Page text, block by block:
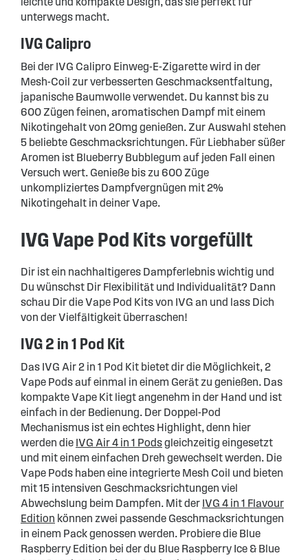
unterwegs macht.
IVG Calipro
Bei der IVG Calipro Einweg-E-Zigarette wird in der
Mesh-Coil zur verbesserten Geschmacksentfaltung,
japanische Baumwolle verwendet. Du kannst bis zu
600 Zügen feinen, aromatischen Dampf mit einem
Nikotingehalt von 20mg genießen. Zur Auswahl stehen
5 beliebte Geschmacksrichtungen. Für Liebhaber süßer
Aromen ist Blueberry Bubblegum auf jeden Fall einen
Versuch wert. Genieße bis zu 600 Züge
unkompliziertes Dampfvergnügen mit 2%
Nikotingehalt in deiner Vape.
IVG Vape Pod Kits vorgefüllt
Dir ist ein nachhaltigeres Dampferlebnis wichtig und
Du wünschst Dir Flexibilität und Individualität? Dann
schau Dir die Vape Pod Kits von IVG an und lass Dich
von der Vielfältigkeit überraschen!
IVG 2 in 1 Pod Kit
Das IVG Air 2 in 1 Pod Kit bietet dir die Möglichkeit, 2
Vape Pods auf einmal in einem Gerät zu genießen. Das
kompakte Vape Kit liegt angenehm in der Hand und ist
einfach in der Bedienung. Der Doppel-Pod
Mechanismus ist ein echtes Highlight, denn hier
werden die IVG Air 4 in 1 Podsgleichzeitig eingesetzt
und mit einem einfachen Dreh gewechselt werden. Die
Vape Pods haben eine integrierte Mesh Coil und bieten
mit 15 intensiven Geschmacksrichtungen viel
Abwechslung beim Dampfen. Mit der IVG 4 in 1 Flavour
Edition können zwei passende Geschmacksrichtungen
in einem Pack genossen werden. Probiere die Blue
Raspberry Edition bei der du Blue Raspberry Ice & Blue